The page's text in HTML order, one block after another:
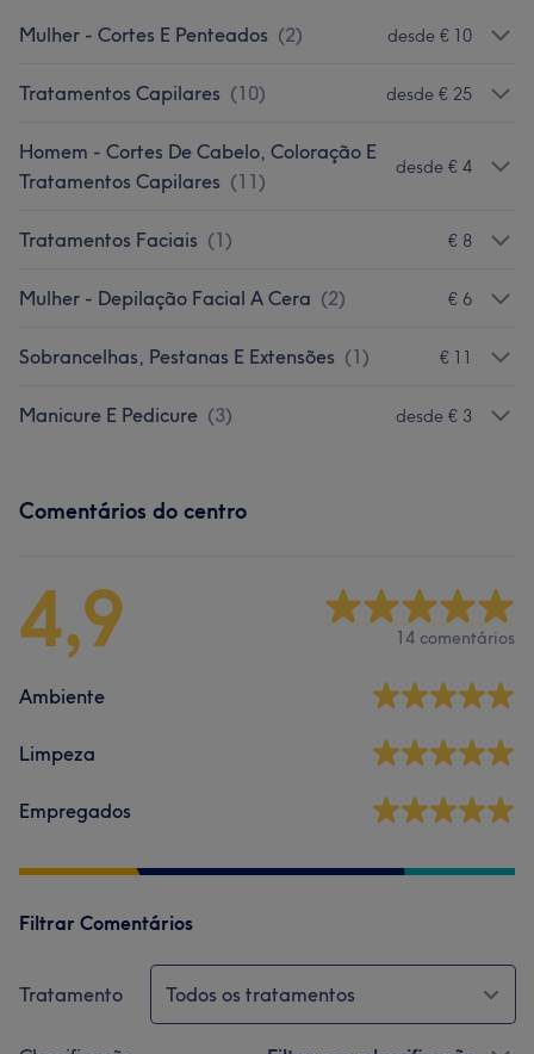
Mulher - Cortes E Penteados (2) desde € 10
Tratamentos Capilares (10) desde € 25
Homem - Cortes De Cabelo, Coloração E
Tratamentos Capilares (11)
desde € 4
Tratamentos Faciais (1) € 8
Mulher - Depilação Facial A Cera (2) € 6
Sobrancelhas, Pestanas E Extensões (1) € 11
Manicure E Pedicure (3) desde € 3
Comentários do centro
4,9 14 comentários
Ambiente
Limpeza
Empregados
Filtrar Comentários
Tratamento Todos os tratamentos